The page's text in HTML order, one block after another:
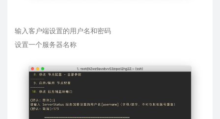
输入客户端设置的用户名和密码
设置一个服务器名称